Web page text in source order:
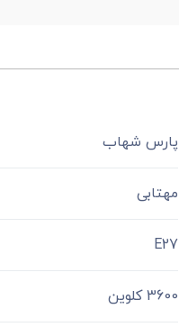
پارس شهاب
مهتابی
E27
3600 کلوین